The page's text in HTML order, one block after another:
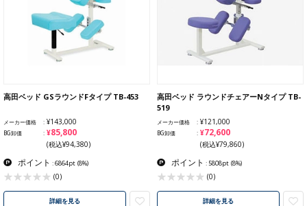
高田ベッド GSラウンドFタイプ TB-453
メーカー価格 ¥143,000
BG卸価 ¥85,800
(税込¥94,380)
ポイント : 6864pt (8%)
(0)
詳細を見る
高田ベッド ラウンドチェアーNタイプ TB-
519
メーカー価格 ¥121,000
BG卸価 ¥72,600
(税込¥79,860)
ポイント : 5808pt (8%)
(0)
詳細を見る